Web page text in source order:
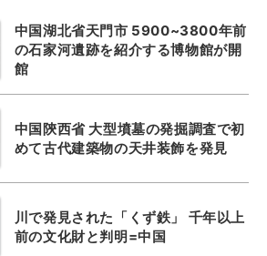
中国湖北省天門市 5900~3800年前
の石家河遺跡を紹介する博物館が開
館
中国陝西省 大型墳墓の発掘調査で初
めて古代建築物の天井装飾を発見
川で発見された「くず鉄」 千年以上
前の文化財と判明=中国